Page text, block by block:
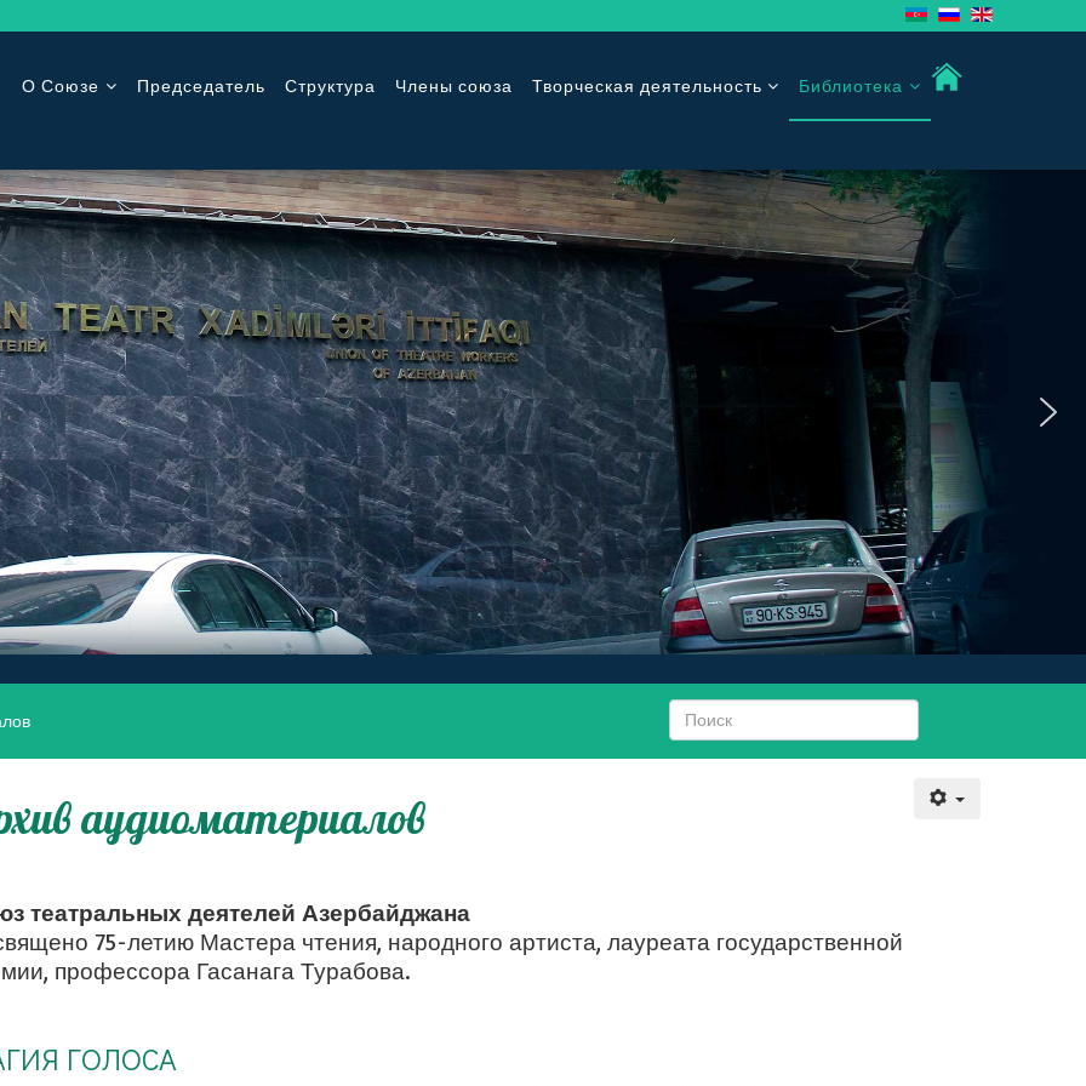
О Союзе Председатель Структура Члены союза Творческая деятельность Библиотека
аудиоматериалов
театральных деятелей Азербайджана
75-летию Мастера чтения, народного артиста, лауреата государственной
профессора Гасанага Турабова.
ГОЛОСА